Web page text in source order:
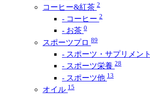
コーヒー&紅茶 2
- コーヒー 2
- お茶 0
スポーツプロ 89
- スポーツ・サプリメント
- スポーツ栄養 28
- スポーツ他 13
オイル 15